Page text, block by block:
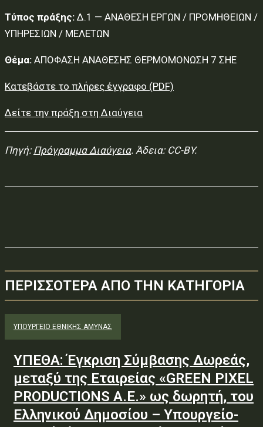
Τύπος πράξης: Δ.1 — ΑΝΑΘΕΣΗ ΕΡΓΩΝ / ΠΡΟΜΗΘΕΙΩΝ /
ΥΠΗΡΕΣΙΩΝ / ΜΕΛΕΤΩΝ
Θέμα: ΑΠΟΦΑΣΗ ΑΝΑΘΕΣΗΣ ΘΕΡΜΟΜΟΝΩΣΗ 7 ΣΗΕ
Κατεβάστε το πλήρες έγγραφο (PDF)
Δείτε την πράξη στη Διαύγεια
Πηγή: Πρόγραμμα Διαύγεια. Άδεια: CC-BY.
ΠΕΡΙΣΣΟΤΕΡΑ ΑΠΟ ΤΗΝ ΚΑΤΗΓΟΡΙΑ
ΥΠΟΥΡΓΕΊΟ ΕΘΝΙΚΉΣ ΆΜΥΝΑΣ
ΥΠΕΘΑ: Έγκριση Σύμβασης Δωρεάς,
μεταξύ της Εταιρείας «GREEN PIXEL
PRODUCTIONS Α.Ε.» ως δωρητή, του
Ελληνικού Δημοσίου – Υπουργείο-